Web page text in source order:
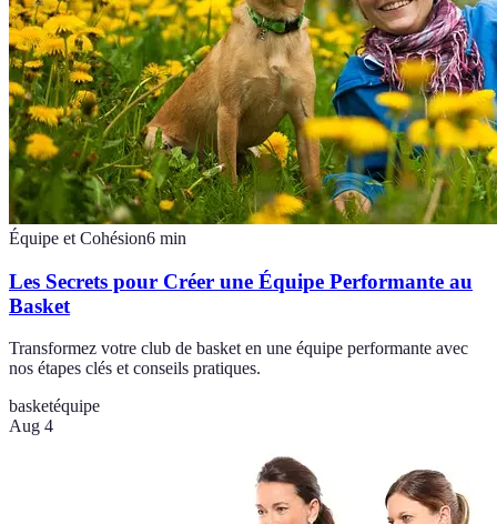
Équipe et Cohésion6 min
Les Secrets pour Créer une Équipe Performante au
Basket
Transformez votre club de basket en une équipe performante avec
nos étapes clés et conseils pratiques.
basketéquipe
Aug 4